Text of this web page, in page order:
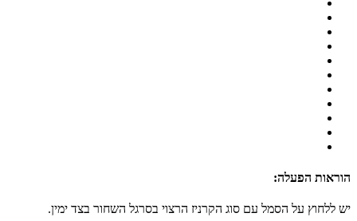
הוראות הפעלה:
יש ללחוץ על הסמל עם סוג הקרניז הרצוי בסרגל השחור בצד ימין.